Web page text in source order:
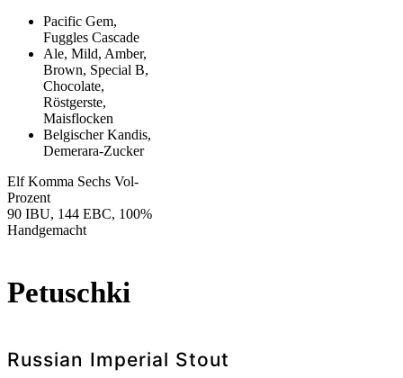
Pacific Gem,
Fuggles Cascade
Ale, Mild, Amber,
Brown, Special B,
Chocolate,
Röstgerste,
Maisflocken
Belgischer Kandis,
Demerara-Zucker
Elf Komma Sechs Vol-
Prozent
90 IBU, 144 EBC, 100%
Handgemacht
Petuschki
Russian Imperial Stout